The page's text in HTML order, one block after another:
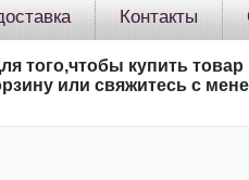
Контакты
того,чтобы купить товар
или свяжитесь с